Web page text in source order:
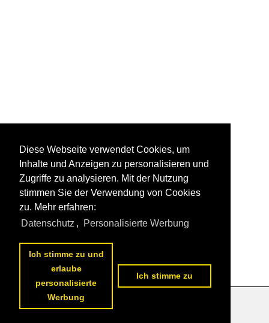
Datenschutzerklärung
Diese Webseite verwendet Cookies, um
Inhalte und Anzeigen zu personalisieren und
Zugriffe zu analysieren. Mit der Nutzung
stimmen Sie der Verwendung von Cookies
zu. Mehr erfahren:
Datenschutz , Personalisierte Werbung
Ich stimme zu und
erlaube
personalisierte
Werbung
Ich stimme zu